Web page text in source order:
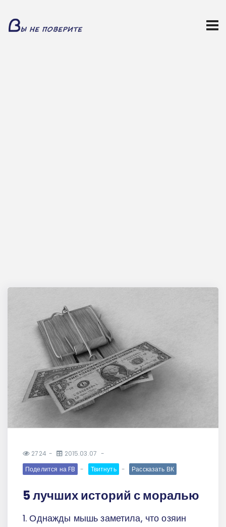
2724
2015.03.07
Поделится на FB
Твитнуть Рассказать ВК
5 лучших историй с моралью
1. Однажды мышь заметила, что озяин